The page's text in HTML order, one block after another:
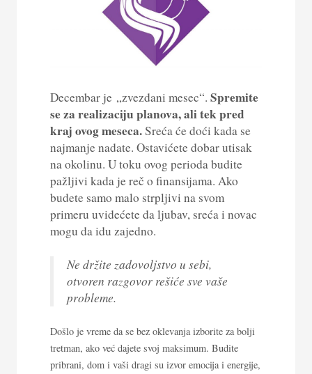
Decembar je „zvezdani mesec“. Spremite
se za realizaciju planova, ali tek pred
kraj ovog meseca.Sreća će doći kada se
najmanje nadate. Ostavićete dobar utisak
na okolinu. U toku ovog perioda budite
pažljivi kada je reč o finansijama. Ako
budete samo malo strpljivi na svom
primeru uvidećete da ljubav, sreća i novac
mogu da idu zajedno.
Ne držite zadovoljstvo u sebi,
otvoren razgovor rešiće sve vaše
probleme.
Došlo je vreme da se bez oklevanja izborite za bolji
tretman, ako već dajete svoj maksimum. Budite
pribrani, dom i vaši dragi su izvor emocija i energije,